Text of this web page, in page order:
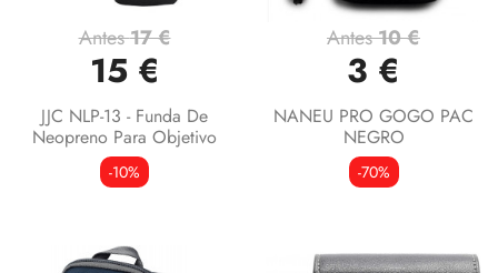
Antes17 €
15 €
JJC NLP-13 - Funda De
Neopreno Para Objetivo
-10%
Antes10 €
3 €
NANEU PRO GOGO PAC
NEGRO
-70%